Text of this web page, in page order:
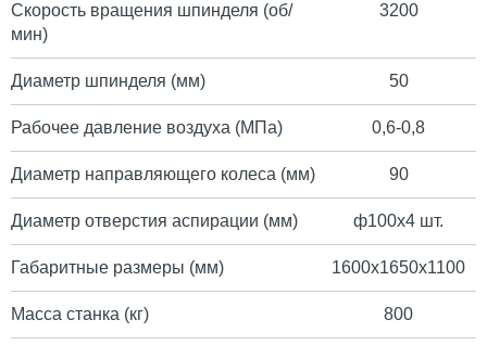
Скорость вращения шпинделя (об/
мин)
3200
Диаметр шпинделя (мм) 50
Рабочее давление воздуха (МПа) 0,6-0,8
Диаметр направляющего колеса (мм) 90
Диаметр отверстия аспирации (мм) ф100х4 шт.
Габаритные размеры (мм) 1600х1650х1100
Масса станка (кг) 800